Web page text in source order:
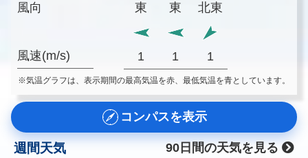
風向
風速(m/s)
東
東 北東
1 1 1
※気温グラフは、表示期間の最高気温を赤、最低気温を青としています。
コンパスを表示
週間天気
90日間の天気を見る